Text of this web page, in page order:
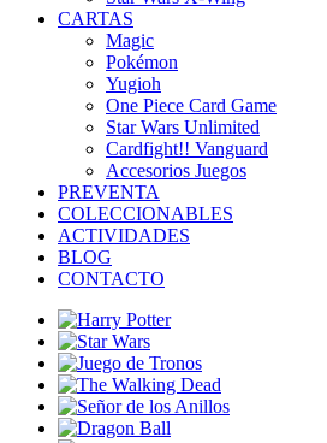
CARTAS
Magic
Pokémon
Yugioh
One Piece Card Game
Star Wars Unlimited
Cardfight!! Vanguard
Accesorios Juegos
PREVENTA
COLECCIONABLES
ACTIVIDADES
BLOG
CONTACTO